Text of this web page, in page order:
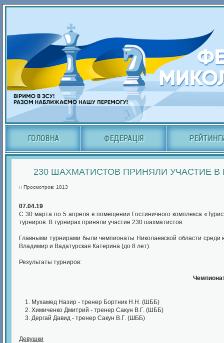
ГОЛОВНА ФЕДЕРАЦІЯ
230 ШАХМАТИСТОВ ПРИНЯЛИ УЧАСТИЕ
Просмотров: 1813
07.04.19
С 30 марта по 5 апреля в помещении Гостиничного комплекса
турниров. В турнирах приняли участие 230 шахматистов.
Главными турнирами были чемпионаты Николаевской области
Владимир и Вадатурская Катерина (до 8 лет).
Результаты турниров:
Мухамед Назир - тренер Бортник Н.Н. (ШББ)
Химиченко Дмитрий - тренер Сакун В.Г. (ШББ)
Дергай Давид - тренер Сакун В.Г. (ШББ)
Девушки